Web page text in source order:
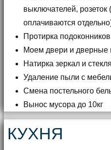
выключателей, розеток
оплачиваются
Протирка
Моем двери и дверные
Натирка зеркал и
Удаление пыли с
Смена постельного
Вынос мусора до 10кг
КУХНЯ